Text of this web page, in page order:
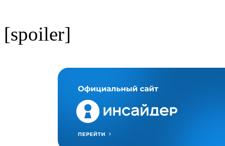
[spoiler]